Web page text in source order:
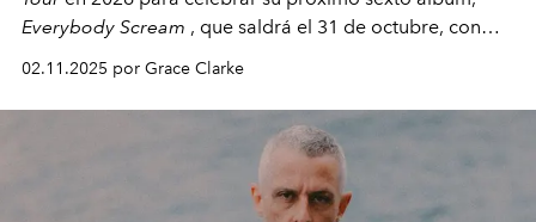
Everybody Scream , que saldrá el 31 de octubre, con
fechas en Norteamérica a partir de abril del próximo
02.11.2025 por Grace Clarke